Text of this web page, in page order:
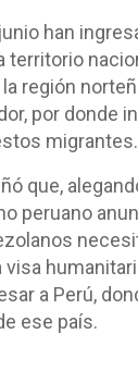
han
territorio
región
por donde
migrantes.
que,
peruano
a Perú,
ese país.